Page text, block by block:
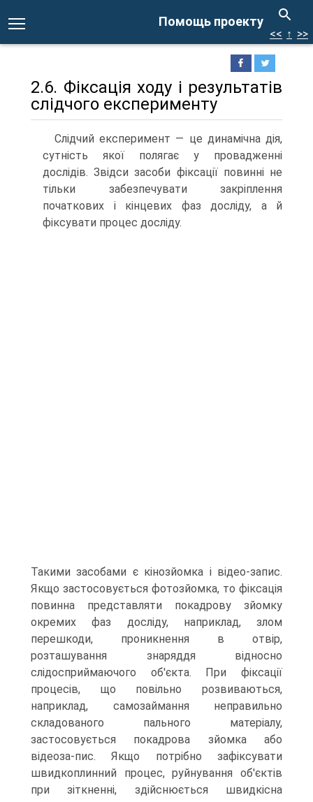
Помощь проекту
<< ↑ >>
2.6. Фіксація ходу і результатів
слідчого експерименту
Слідчий експеримент — це динамічна дія,
сутність якої полягає у провадженні
дослідів. Звідси засоби фіксації повинні не
тільки забезпечувати закріплення
початкових і кінцевих фаз досліду, а й
фіксувати процес досліду.
Такими засобами є кінозйомка і відео-запис.
Якщо застосовується фотозйомка, то фіксація
повинна представляти покадрову зйомку
окремих фаз досліду, наприклад, злом
перешкоди, проникнення в отвір,
розташування знаряддя відносно
слідосприймаючого об'єкта. При фіксації
процесів, що повільно розвиваються,
наприклад, самозаймання неправильно
складованого пального матеріалу,
застосовується покадрова зйомка або
відеоза-пис. Якщо потрібно зафіксувати
швидкоплинний процес, руйнування об'єктів
при зіткненні, здійснюється швидкісна